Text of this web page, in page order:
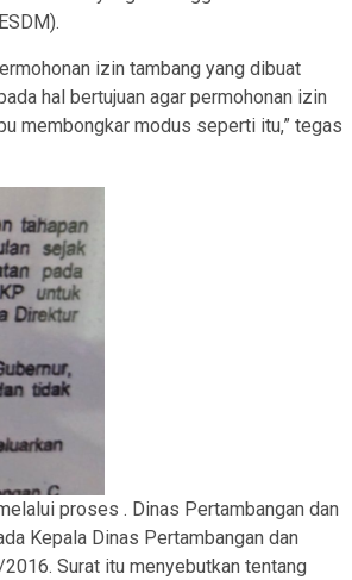
izin tambang yang dibuat
hal bertujuan agar permohonan izin
membongkar modus seperti itu,” tegas
proses . Dinas Pertambangan dan
Kepala Dinas Pertambangan dan
Surat itu menyebutkan tentang